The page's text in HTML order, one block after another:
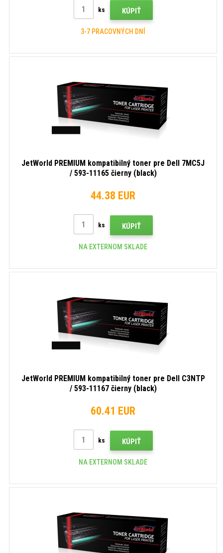
ks KÚPIŤ
3-7 PRACOVNÝCH DNÍ
JetWorld PREMIUM kompatibilný toner pre Dell 7MC5J
/ 593-11165 čierny (black)
44.38 EUR
ks KÚPIŤ
NA EXTERNOM SKLADE
JetWorld PREMIUM kompatibilný toner pre Dell C3NTP
/ 593-11167 čierny (black)
60.41 EUR
ks KÚPIŤ
NA EXTERNOM SKLADE